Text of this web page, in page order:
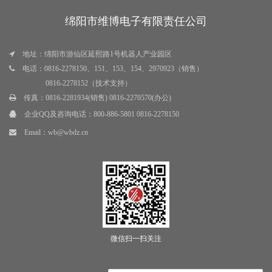
绵阳市维博电子有限责任公司
地址：绵阳市游仙区延熙路1号机器人产业园区
电话：0816-2278150、151、153、154、2970923（销售）
0816-2278152（技术支持）
传真：0816-2281934(销售) 0816-2270570(办公)
企业QQ及咨询电话： 800-886-5801 0816-2278150
Email： wb@wbdz.cn
微信扫一扫关注